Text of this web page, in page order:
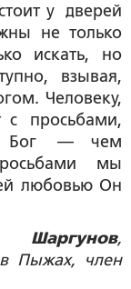
у дверей
не только
искать, но
взывая,
Человеку,
с просьбами,
а Бог — чем
мы
любовью Он
Шаргунов,
в Пыжах, член